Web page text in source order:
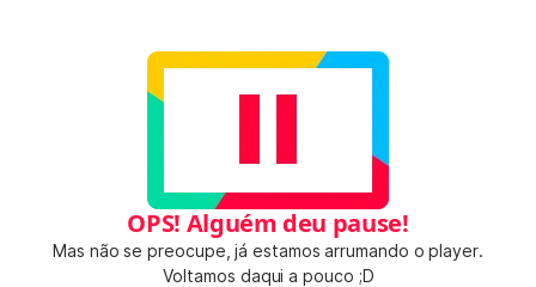
OPS! Alguém deu pause!
Mas não se preocupe, já estamos arrumando o player.
Voltamos daqui a pouco ;D